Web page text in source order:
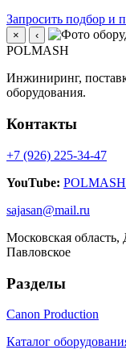
Запросить подбор и
× ‹
POLMASH
Инжиниринг,
оборудования.
Контакты
+7 (926) 225-34-47
YouTube: POLMASH
sajasan@mail.ru
Московская область,
Павловское
Разделы
Canon Production
Каталог